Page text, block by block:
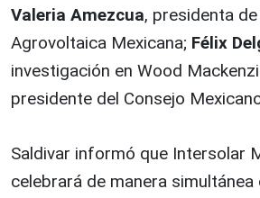
Valeria Amezcua, presidenta de
Agrovoltaica Mexicana; Félix
investigación en Wood
presidente del Consejo
Saldivar informó que Intersolar
celebrará de manera simultánea